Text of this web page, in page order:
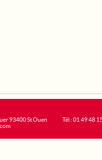
93400 St Ouen
Tél : 01 49 48